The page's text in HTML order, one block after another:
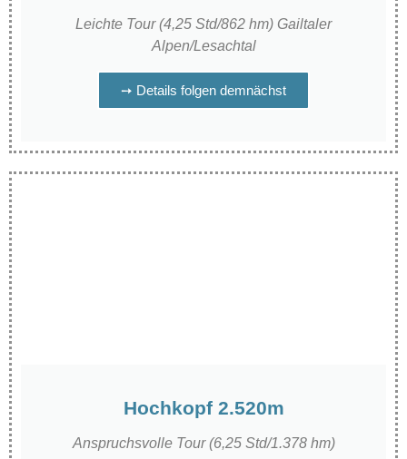
Leichte Tour (4,25 Std/862 hm) Gailtaler
Alpen/Lesachtal
➙ Details folgen demnächst
Hochkopf 2.520m
Anspruchsvolle Tour (6,25 Std/1.378 hm)